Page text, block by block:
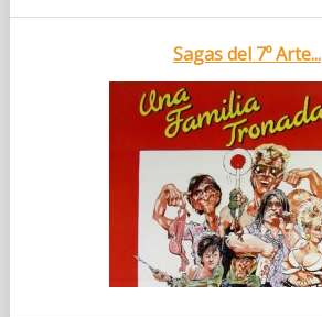
Sagas del 7º Arte...